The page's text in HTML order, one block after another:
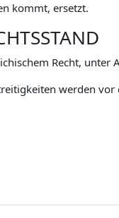
kommt, ersetzt.
Recht, unter
werden